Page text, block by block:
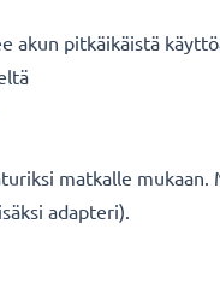
akun pitkäikäistä
matkalle
adapteri).